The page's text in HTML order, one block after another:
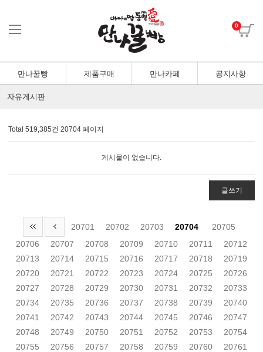
0
만나꿀빵 제품구매 만나카페 공지사항
자유게시판
Total 519,385건 20704 페이지
게시물이 없습니다.
글쓰기
20701 20702 20703 20704
20705
20706
20707 20708 20709 20710 20711
20712
20713
20714 20715 20716 20717 20718
20719
20720
20721 20722 20723 20724 20725
20726
20727
20728 20729 20730 20731 20732
20733
20734
20735 20736 20737 20738 20739
20740
20741
20742 20743 20744 20745 20746
20747
20748
20749 20750 20751 20752 20753
20754
20755
20756 20757 20758 20759 20760
20761